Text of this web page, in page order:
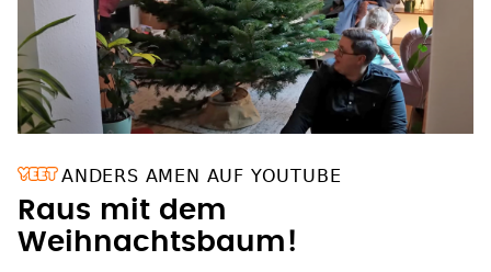
ANDERS AMEN AUF YOUTUBE
Raus mit dem
Weihnachtsbaum!